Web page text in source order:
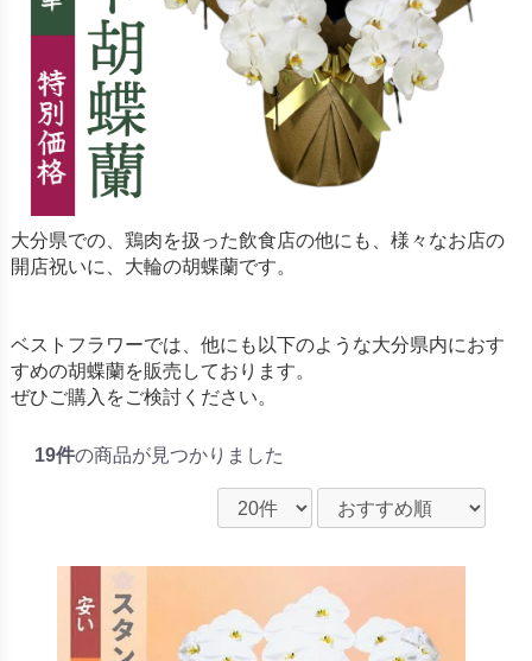
大分県での、鶏肉を扱った飲食店の他にも、様々なお店の
開店祝いに、大輪の胡蝶蘭です。
ベストフラワーでは、他にも以下のような大分県内におす
すめの胡蝶蘭を販売しております。
ぜひご購入をご検討ください。
19件の商品が見つかりました